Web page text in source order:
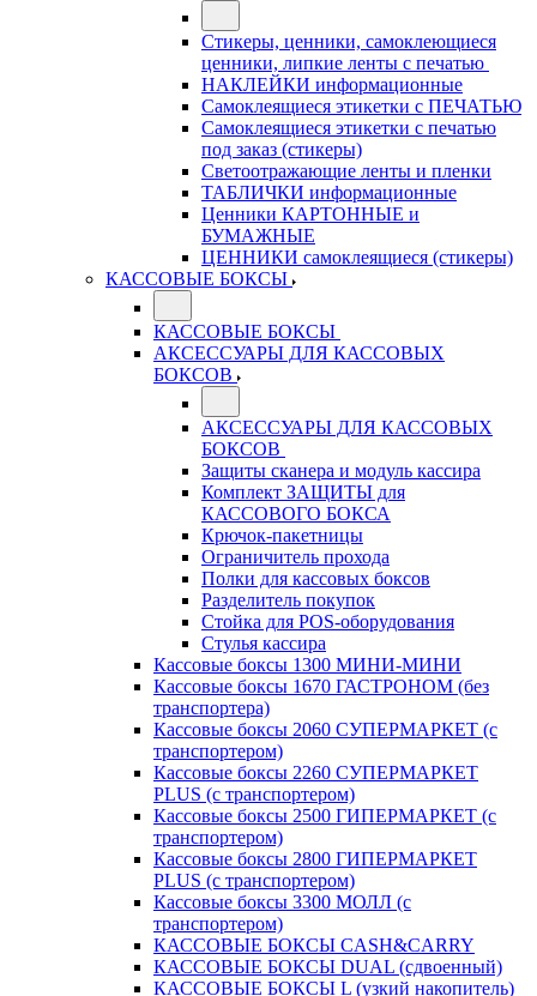
Стикеры, ценники, самоклеющиеся
ценники, липкие ленты с печатью
НАКЛЕЙКИ информационные
Самоклеящиеся этикетки с ПЕЧАТЬЮ
Самоклеящиеся этикетки с печатью
под заказ (стикеры)
Светоотражающие ленты и пленки
ТАБЛИЧКИ информационные
Ценники КАРТОННЫЕ и
БУМАЖНЫЕ
ЦЕННИКИ самоклеящиеся (стикеры)
КАССОВЫЕ БОКСЫ
КАССОВЫЕ БОКСЫ
АКСЕССУАРЫ ДЛЯ КАССОВЫХ
БОКСОВ
АКСЕССУАРЫ ДЛЯ КАССОВЫХ
БОКСОВ
Защиты сканера и модуль кассира
Комплект ЗАЩИТЫ для
КАССОВОГО БОКСА
Крючок-пакетницы
Ограничитель прохода
Полки для кассовых боксов
Разделитель покупок
Стойка для POS-оборудования
Стулья кассира
Кассовые боксы 1300 МИНИ-МИНИ
Кассовые боксы 1670 ГАСТРОНОМ (без
транспортера)
Кассовые боксы 2060 СУПЕРМАРКЕТ (с
транспортером)
Кассовые боксы 2260 СУПЕРМАРКЕТ
PLUS (с транспортером)
Кассовые боксы 2500 ГИПЕРМАРКЕТ (с
транспортером)
Кассовые боксы 2800 ГИПЕРМАРКЕТ
PLUS (с транспортером)
Кассовые боксы 3300 МОЛЛ (с
транспортером)
КАССОВЫЕ БОКСЫ CASH&CARRY
КАССОВЫЕ БОКСЫ DUAL (сдвоенный)
КАССОВЫЕ БОКСЫ L (узкий накопитель)